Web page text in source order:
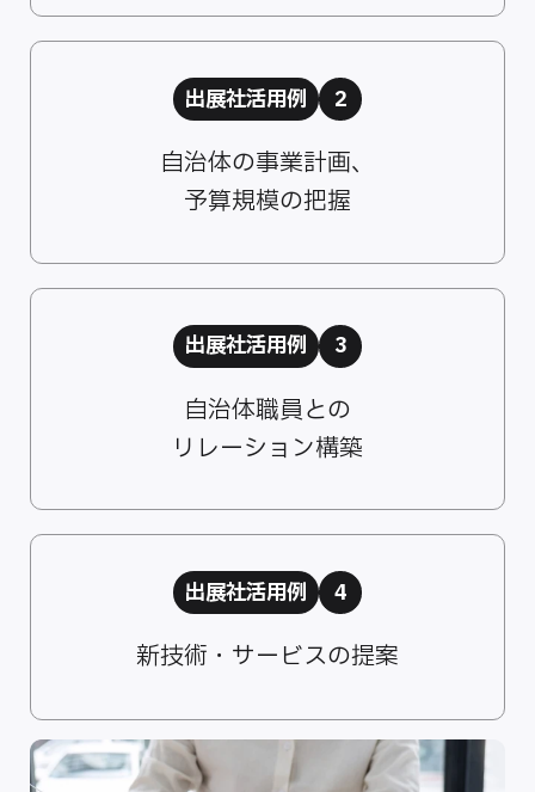
出展社活用例 2
自治体の事業計画、
予算規模の把握
出展社活用例 3
自治体職員との
リレーション構築
出展社活用例 4
新技術・サービスの提案